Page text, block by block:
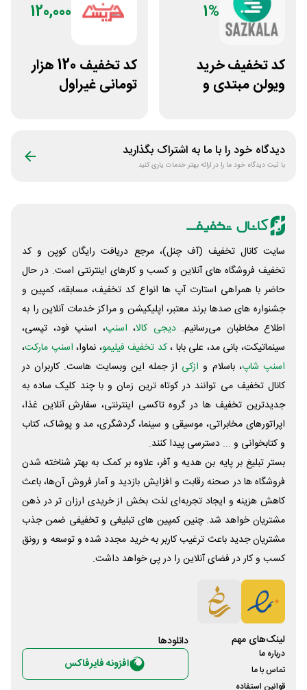
1%
کد تخفیف خرید
ویولن مبتدی و
120,000
کد تخفیف 120 هزار
تومانی غیراول
دیدگاه خود را با ما به اشتراک بگذارید
با ثبت دیدگاه خود ما را در ارائه بهتر خدمات یاری کنید
سایت کانال تخفیف (آف چنل)، مرجع دریافت رایگان کوپن و کد
تخفیف فروشگاه های آنلاین و کسب و‌ کارهای اینترنتی است. در حال
حاضر با همراهی استارت آپ ها انواع کد تخفیف، مسابقه، کمپین و
جشنواره های صدها برند معتبر، اپلیکیشن و مراکز خدمات آنلاین را به
اطلاع مخاطبان می‌رسانیم. دیجی کالا، اسنپ، اسنپ فود، تپسی،
سینماتیکت، بانی مد، علی‌ بابا ،کد تخفیف فیلیمو، نماوا، اسنپ مارکت،
اسنپ شاپ، باسلام و ازکی از جمله این وبسایت ‌هاست. کاربران در
کانال تخفیف می توانند در کوتاه ترین زمان و با چند کلیک ساده به
جدیدترین تخفیف ها در گروه تاکسی اینترنتی، سفارش آنلاین غذا،
اپراتورهای مخابراتی، موسیقی و سینما، گردشگری، مد و پوشاک، کتاب
و کتابخوانی و ... دسترسی پیدا کنند.
بستر تبلیغ بر پایه بن هدیه و آفر، علاوه بر کمک به بهتر شناخته شدن
فروشگاه ها در صحنه رقابت و افزایش بازدید و آمار فروش آن‌ها، باعث
کاهش هزینه و ایجاد تجربه‌ای لذت بخش از خریدی ارزان تر در ذهن
مشتریان خواهد شد. چنین کمپین های تبلیغی و تخفیفی ضمن جذب
مشتریان جدید باعث ترغیب کاربر به خرید مجدد شده و توسعه و رونق
کسب و کار در فضای آنلاین را در پی خواهد داشت.
لینک‌های مهم
درباره ما
تماس با ما
قوانین استفاده
دانلود‌ها
افزونه فایرفاکس